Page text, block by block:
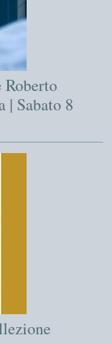
| Sabato 8